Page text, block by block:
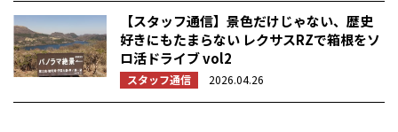
【スタッフ通信】景色だけじゃない、歴史
好きにもたまらない レクサスRZで箱根をソ
ロ活ドライブ vol2
スタッフ通信 2026.04.26